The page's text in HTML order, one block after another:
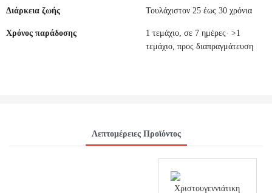
Διάρκεια ζωής Τουλάχιστον 25 έως 30 χρόνια
Χρόνος παράδοσης
1 τεμάχιο, σε 7 ημέρες· >1
τεμάχιο, προς διαπραγμάτευση
Λεπτομέρειες Προϊόντος